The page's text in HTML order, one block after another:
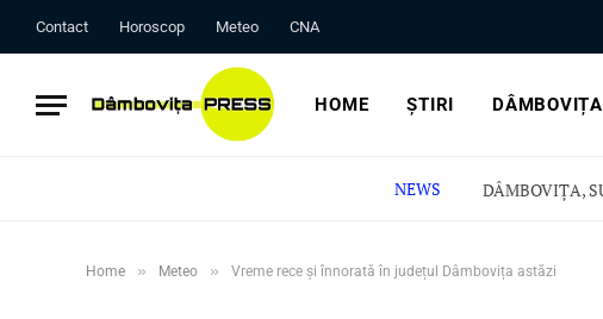
Contact Horoscop Meteo CNA
HOME ȘTIRI DÂMBOVIȚA
NEWS
Home » Meteo » Vreme rece și înnorată în județul Dâmbovița astăzi